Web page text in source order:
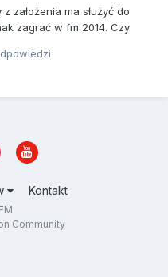
założenia ma służyć do
zagrać w fm 2014. Czy
proszę o pomoc.
Kontakt
Community